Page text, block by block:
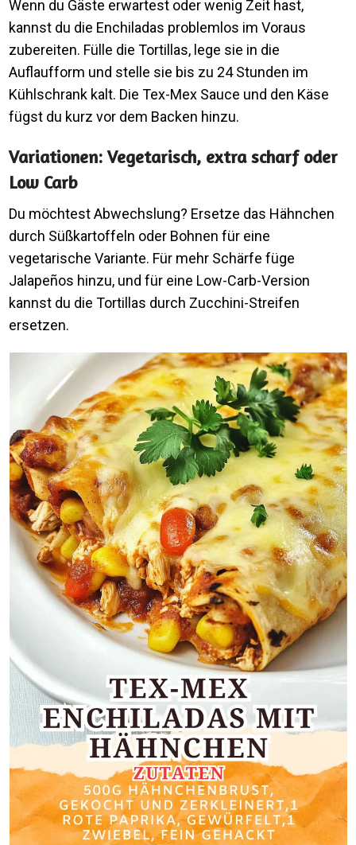
Wenn du Gäste erwartest oder wenig Zeit hast,
kannst du die Enchiladas problemlos im Voraus
zubereiten. Fülle die Tortillas, lege sie in die
Auflaufform und stelle sie bis zu 24 Stunden im
Kühlschrank kalt. Die Tex-Mex Sauce und den Käse
fügst du kurz vor dem Backen hinzu.
Variationen: Vegetarisch, extra scharf oder
Low Carb
Du möchtest Abwechslung? Ersetze das Hähnchen
durch Süßkartoffeln oder Bohnen für eine
vegetarische Variante. Für mehr Schärfe füge
Jalapeños hinzu, und für eine Low-Carb-Version
kannst du die Tortillas durch Zucchini-Streifen
ersetzen.